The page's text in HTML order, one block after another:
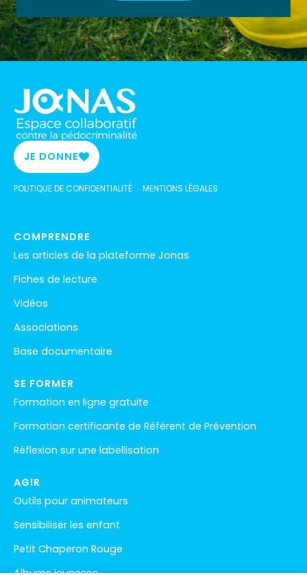
JE DONNE
POLITIQUE DE CONFIDENTIALITÉ MENTIONS LÉGALES
COMPRENDRE
Les articles de la plateforme Jonas
Fiches de lecture
Vidéos
Associations
Base documentaire
SE FORMER
Formation en ligne gratuite
Formation certificante de Référent de Prévention
Réflexion sur une labellisation
AGIR
Outils pour animateurs
Sensibiliser les enfant
Petit Chaperon Rouge